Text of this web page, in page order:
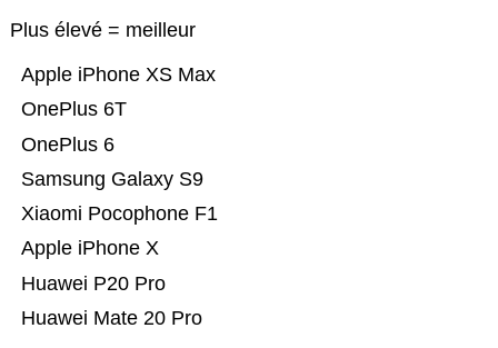
Plus élevé = meilleur
Huawei Mate 20 Pro
Huawei P20 Pro
Apple iPhone X
Xiaomi Pocophone F1
Samsung Galaxy S9
OnePlus 6
OnePlus 6T
Apple iPhone XS Max